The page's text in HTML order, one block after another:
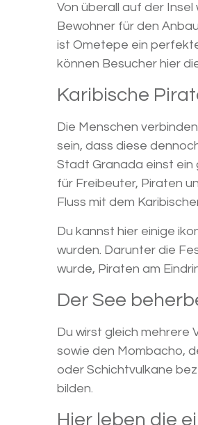
Von überall auf der
Bewohner für den
ist Ometepe ein
können Besucher hier
Karibische
Die Menschen
sein, dass diese
Stadt Granada einst
für Freibeuter, Piraten
Fluss mit dem
Du kannst hier einige
wurden. Darunter die
wurde, Piraten am
Der See
Du wirst gleich mehrere
sowie den Mombacho,
oder Schichtvulkane
bilden.
Hier leben die